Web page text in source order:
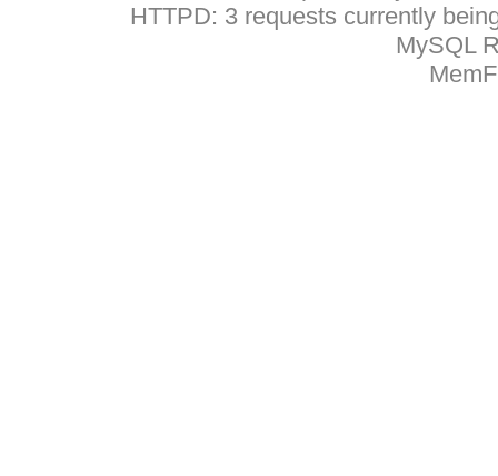
HTTPD: 3 requests currently
MySQL